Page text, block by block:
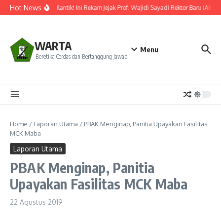
Lewati ke konten
Hot NewsResmi Dilantik! Ini Rekam Jejak Prof. Wajidi Sayadi Rektor Baru IAIN
WARTA
Beretika Cerdas dan Bertanggung Jawab
Menu
Home / Laporan Utama / PBAK Menginap, Panitia Upayakan Fasilitas
MCK Maba
Laporan Utama
PBAK Menginap, Panitia
Upayakan Fasilitas MCK Maba
22 Agustus 2019